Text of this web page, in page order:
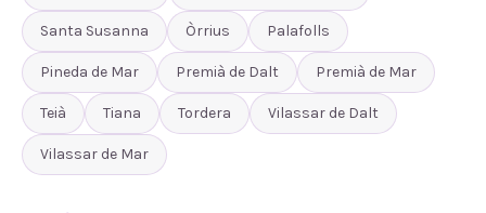
Santa Susanna Òrrius Palafolls
Pineda de Mar Premià de Dalt Premià de Mar
Teià Tiana Tordera Vilassar de Dalt
Vilassar de Mar